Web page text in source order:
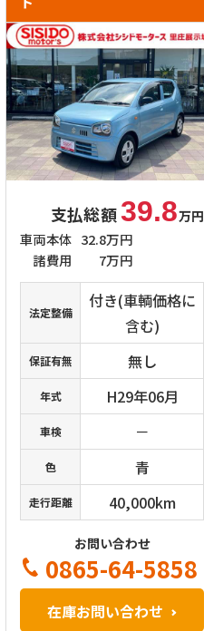
支払総額39.8万円
車両本体 32.8万円
諸費用
7万円
法定整備
付き(車輌価格に
含む)
保証有無 無し
年式 H29年06月
車検 －
色 青
走行距離 40,000km
お問い合わせ
0865-64-5858
在庫お問い合わせ